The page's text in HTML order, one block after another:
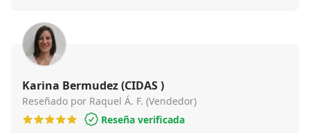
Karina Bermudez (CIDAS )
Reseñado por Raquel Á. F. (Vendedor)
Reseña verificada